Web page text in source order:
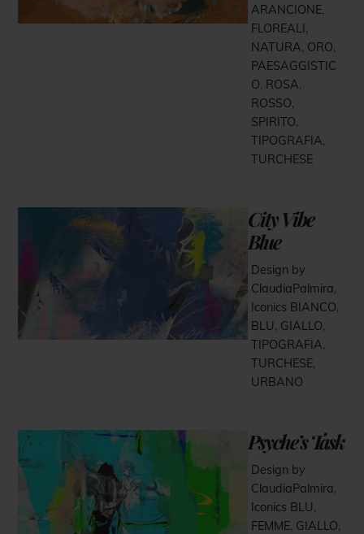
ARANCIONE,
FLOREALI,
NATURA, ORO,
PAESAGGISTIC
O, ROSA,
ROSSO,
SPIRITO,
TIPOGRAFIA,
TURCHESE
City Vibe
Blue
Design by
ClaudiaPalmira,
Iconics BIANCO,
BLU, GIALLO,
TIPOGRAFIA,
TURCHESE,
URBANO
Psyche’s Task
Design by
ClaudiaPalmira,
Iconics BLU,
FEMME, GIALLO,